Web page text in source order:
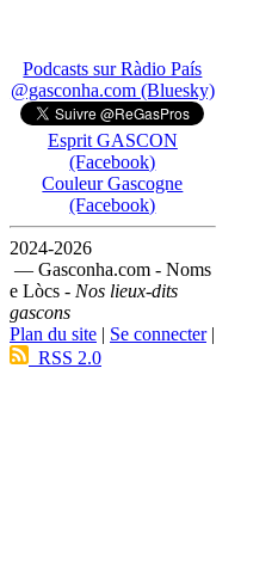
Podcasts sur Ràdio País
@gasconha.com (Bluesky)
Esprit GASCON
(Facebook)
Couleur Gascogne
(Facebook)
2024-2026
— Gasconha.com - Noms
e Lòcs - Nos lieux-dits
gascons
Plan du site | Se connecter|
RSS 2.0